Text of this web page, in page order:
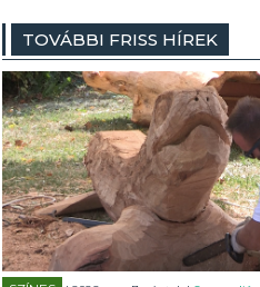
TOVÁBBI FRISS HÍREK